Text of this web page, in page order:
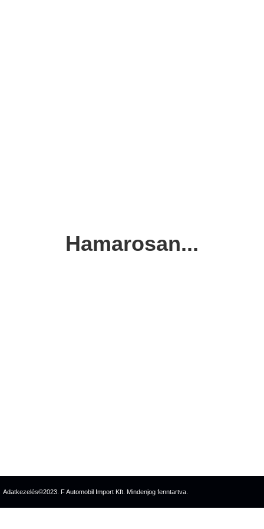
Hamarosan...
Adatkezelés©2023. F Automobil Import Kft. Mindenjog fenntartva.